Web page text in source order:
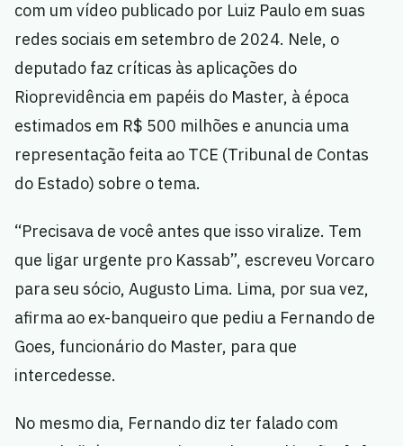
com um vídeo publicado por Luiz Paulo em suas
redes sociais em setembro de 2024. Nele, o
deputado faz críticas às aplicações do
Rioprevidência em papéis do Master, à época
estimados em R$ 500 milhões e anuncia uma
representação feita ao TCE (Tribunal de Contas
do Estado) sobre o tema.
“Precisava de você antes que isso viralize. Tem
que ligar urgente pro Kassab”, escreveu Vorcaro
para seu sócio, Augusto Lima. Lima, por sua vez,
afirma ao ex-banqueiro que pediu a Fernando de
Goes, funcionário do Master, para que
intercedesse.
No mesmo dia, Fernando diz ter falado com